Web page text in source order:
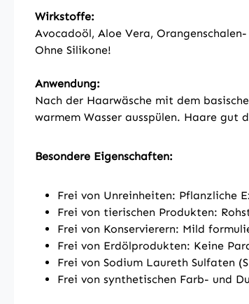
Wirkstoffe:
Avocadoöl, Aloe Vera,
Ohne Silikone!
Anwendung:
Nach der Haarwäsche mit dem
warmem Wasser ausspülen. Haare gut
Besondere Eigenschaften:
Frei von Unreinheiten: Pflanzliche
Frei von tierischen Produkten:
Frei von Konservierern: Mild
Frei von Erdölprodukten: Keine
Frei von Sodium Laureth Sulfaten
Frei von synthetischen Farb- und